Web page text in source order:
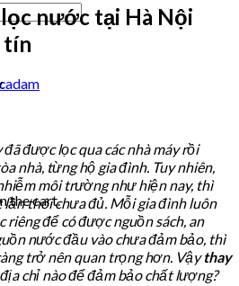
the cart.
nước tại Hà Nội
tín
adam
được lọc qua các nhà máy rồi
nhà, từng hộ gia đình. Tuy nhiên,
môi trường như hiện nay, thì
thôi chưa đủ. Mỗi gia đình luôn
riêng để có được nguồn sách, an
nước đầu vào chưa đảm bảo, thì
trở nên quan trọng hơn. Vậythay
chỉ nào để đảm bảo chất lượng?